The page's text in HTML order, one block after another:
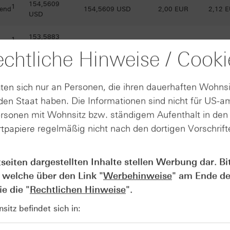
1
154,5609
USD
154,5609 USD 2,00 EUR 2,12
1
153,5883
153,5883 USD 2,08 EUR 2,20
1
151,3153
USD
150,2339
147,9717
USD
147,9717 USD 2,57 EUR 2,69
USD
Hinweise /
sich nur an Personen, die ihren dauerhaften
Staat haben. Die Informationen sind nicht für US-
mit Wohnsitz bzw. ständigem Aufenthalt in
regelmäßig nicht nach den dortigen
dargestellten Inhalte stellen Werbung dar.
über den Link "Werbehinweise" am Ende
die "Rechtlichen Hinweise".
befindet sich in: